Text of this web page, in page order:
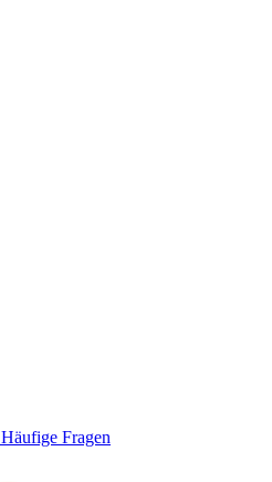
Häufige Fragen